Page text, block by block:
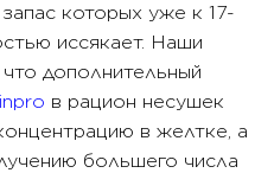
которых уже к 17-
иссякает. Наши
дополнительный
в рацион несушек
в желтке, а
большего числа